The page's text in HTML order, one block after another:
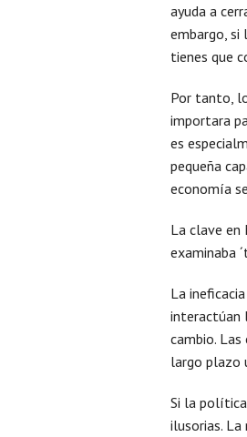
ayuda a
embargo, si
tienes que
Por tanto,
importara
es
pequeña
economía
La clave en
examinaba
La
interactúan
cambio.
largo plazo
Si la
ilusorias.